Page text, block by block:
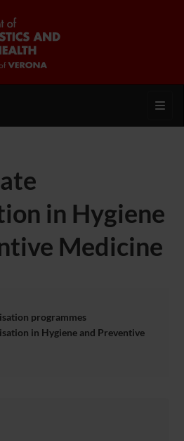
in Hygiene
Medicine
programmes
in Hygiene and Preventive